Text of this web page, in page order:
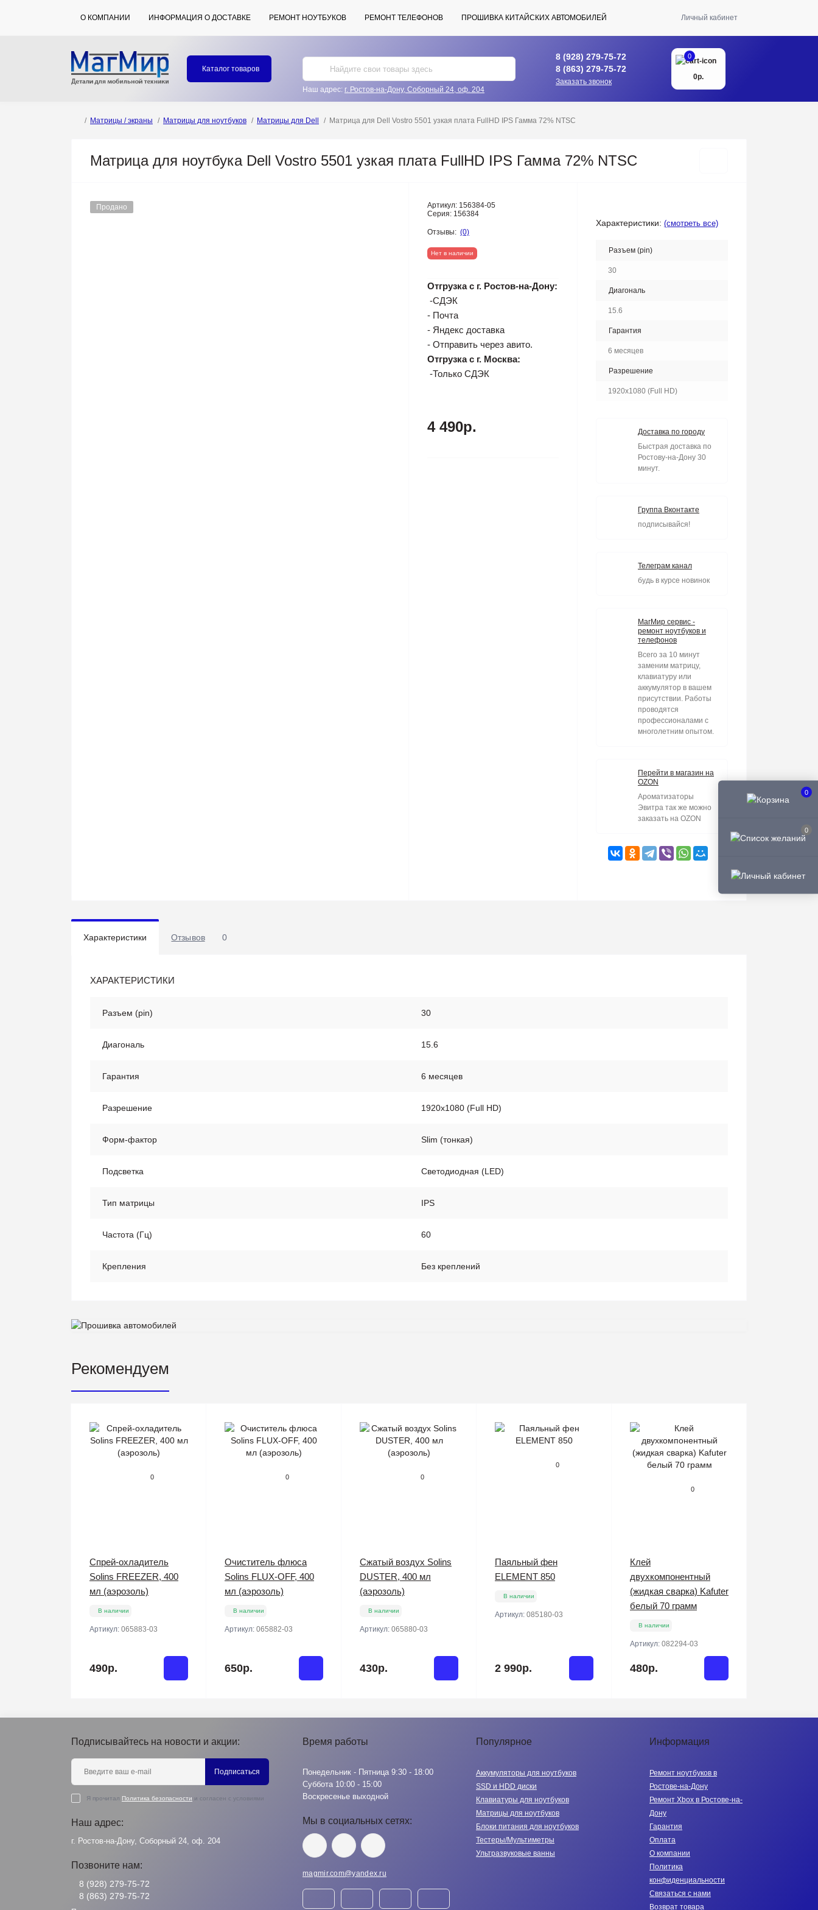
0
0
О КОМПАНИИ ИНФОРМАЦИЯ О ДОСТАВКЕ РЕМОНТ НОУТБУКОВ РЕМОНТ ТЕЛЕФОНОВ ПРОШИВКА КИТАЙСКИХ АВТОМОБИЛЕЙ Личный кабинет
Каталог товаров
Наш адрес: г. Ростов-на-Дону, Соборный 24, оф. 204
8 (928) 279-75-72
8 (863) 279-75-72
Заказать звонок
0
0р.
Матрицы / экраны Матрицы для ноутбуков Матрицы для Dell Матрица для Dell Vostro 5501 узкая плата FullHD IPS Гамма 72% NTSC
Матрица для ноутбука Dell Vostro 5501 узкая плата FullHD IPS Гамма 72% NTSC
Продано Артикул: 156384-05
Серия: 156384
Отзывы: (0)
Нет в наличии
Отгрузка с г. Ростов-на-Дону:
-СДЭК
- Почта
- Яндекс доставка
- Отправить через авито.
Отгрузка с г. Москва:
-Только СДЭК
4 490р.
Характеристики: (смотреть все)
Разъем (pin)
30
Диагональ
15.6
Гарантия
6 месяцев
Разрешение
1920x1080 (Full HD)
Доставка по городу
Быстрая доставка по
Ростову-на-Дону 30
минут.
Группа Вконтакте
подписывайся!
Телеграм канал
будь в курсе новинок
МагМир сервис -
ремонт ноутбуков и
телефонов
Всего за 10 минут
заменим матрицу,
клавиатуру или
аккумулятор в вашем
присутствии. Работы
проводятся
профессионалами с
многолетним опытом.
Перейти в магазин на
OZON
Ароматизаторы
Эвитра так же можно
заказать на OZON
Характеристики Отзывов 0
ХАРАКТЕРИСТИКИ
Разъем (pin) 30
Диагональ 15.6
Гарантия 6 месяцев
Разрешение 1920x1080 (Full HD)
Форм-фактор Slim (тонкая)
Подсветка Светодиодная (LED)
Тип матрицы IPS
Частота (Гц) 60
Крепления Без креплений
Рекомендуем
0
Спрей-охладитель
Solins FREEZER, 400
мл (аэрозоль)
В наличии
Артикул: 065883-03
490р.
0
Очиститель флюса
Solins FLUX-OFF, 400
мл (аэрозоль)
В наличии
Артикул: 065882-03
650р.
0
Сжатый воздух Solins
DUSTER, 400 мл
(аэрозоль)
В наличии
Артикул: 065880-03
430р.
0
Паяльный фен
ELEMENT 850
В наличии
Артикул: 085180-03
2 990р.
0
Клей
двухкомпонентный
(жидкая сварка) Kafuter
белый 70 грамм
В наличии
Артикул: 082294-03
480р.
Подписывайтесь на новости и акции:
Подписаться
Я прочитал Политика безопасности и согласен с условиями
Наш адрес:
г. Ростов-на-Дону, Соборный 24, оф. 204
Позвоните нам:
8 (928) 279-75-72
8 (863) 279-75-72
Время работы
Понедельник - Пятница 9:30 - 18:00
Суббота 10:00 - 15:00
Воскресенье выходной
Мы в социальных сетях:
magmir.com@yandex.ru
Популярное
Аккумуляторы для ноутбуков
SSD и HDD диски
Клавиатуры для ноутбуков
Матрицы для ноутбуков
Блоки питания для ноутбуков
Тестеры/Мультиметры
Ультразвуковые ванны
Информация
Ремонт ноутбуков в
Ростове-на-Дону
Ремонт Xbox в Ростове-на-
Дону
Гарантия
Оплата
О компании
Политика
конфиденциальности
Связаться с нами
Возврат товара